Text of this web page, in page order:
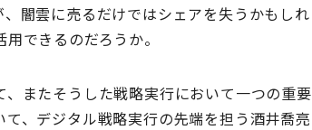
闇雲に売るだけではシェアを失うかもしれ
できるのだろうか。
またそうした戦略実行において一つの重要
、デジタル戦略実行の先端を担う酒井喬亮